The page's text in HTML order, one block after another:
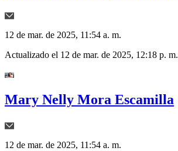
12 de mar. de 2025, 11:54 a. m.
Actualizado el 12 de mar. de 2025, 12:18 p. m.
Mary Nelly Mora Escamilla
12 de mar. de 2025, 11:54 a. m.